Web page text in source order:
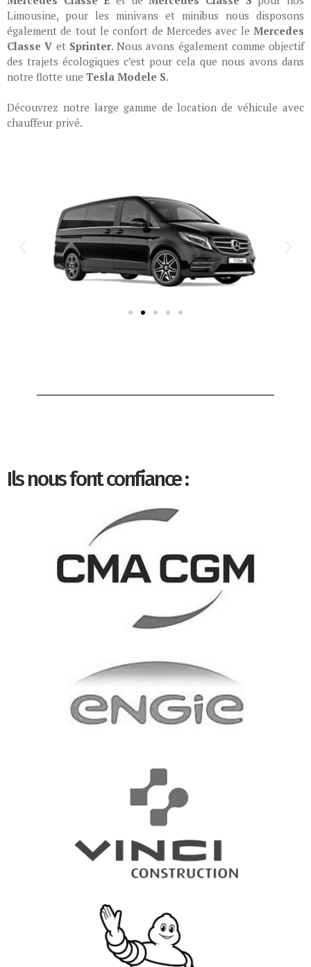
Limousine, pour les minivans et minibus nous disposons
également de tout le confort de Mercedes avec le Mercedes
Classe V et Sprinter. Nous avons également comme objectif
des trajets écologiques c’est pour cela que nous avons dans
notre flotte une Tesla Modele S.
Découvrez notre large gamme de location de véhicule avec
chauffeur privé.
Ils nous font confiance :